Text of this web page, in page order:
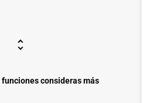
consideras más